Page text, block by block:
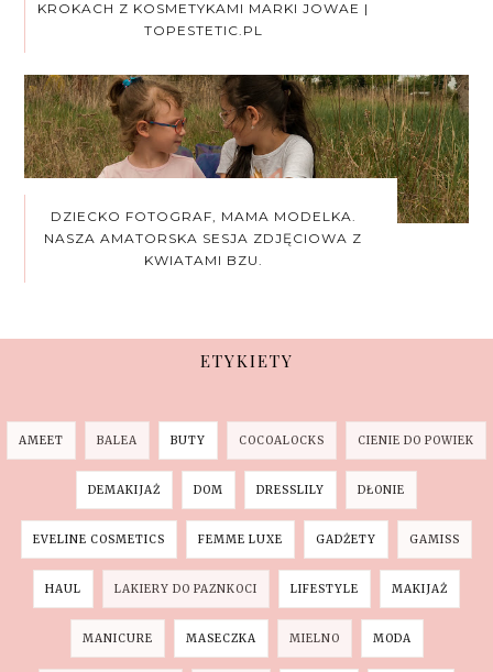
KROKACH Z KOSMETYKAMI MARKI JOWAE |
TOPESTETIC.PL
DZIECKO FOTOGRAF, MAMA MODELKA.
NASZA AMATORSKA SESJA ZDJĘCIOWA Z
KWIATAMI BZU.
ETYKIETY
AMEET BALEA BUTY COCOALOCKS CIENIE DO POWIEK
DEMAKIJAŻ DOM DRESSLILY DŁONIE
EVELINE COSMETICS FEMME LUXE GADŻETY GAMISS
HAUL LAKIERY DO PAZNKOCI LIFESTYLE MAKIJAŻ
MANICURE MASECZKA MIELNO MODA